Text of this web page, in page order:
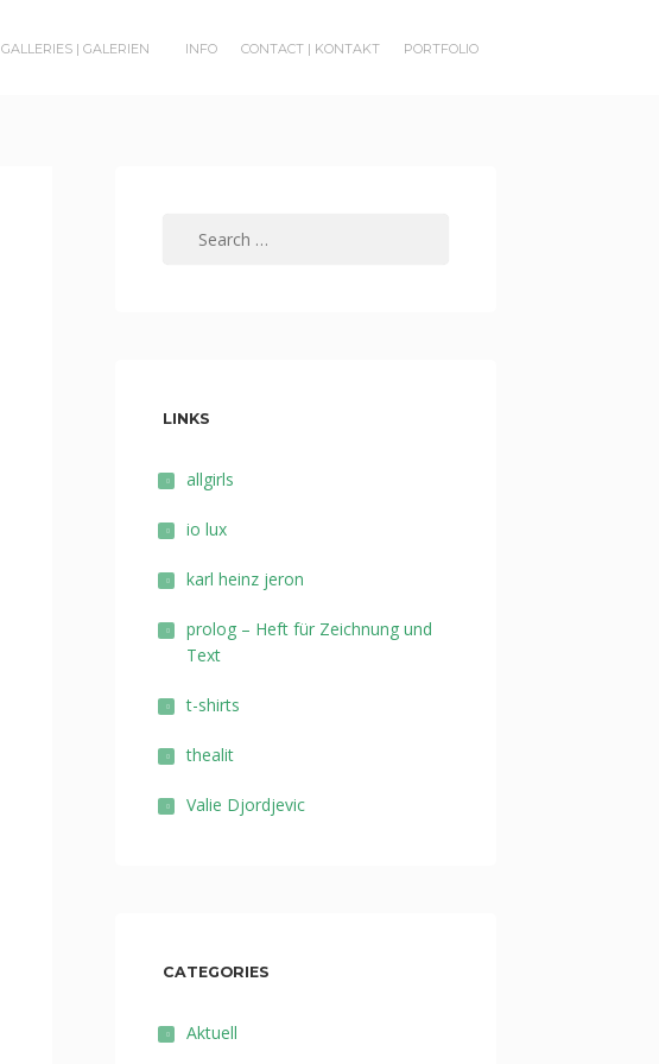
GALLERIES | GALERIEN INFO CONTACT | KONTAKT PORTFOLIO
LINKS
allgirls
io lux
karl heinz jeron
prolog – Heft für Zeichnung und
Text
t-shirts
thealit
Valie Djordjevic
CATEGORIES
Aktuell